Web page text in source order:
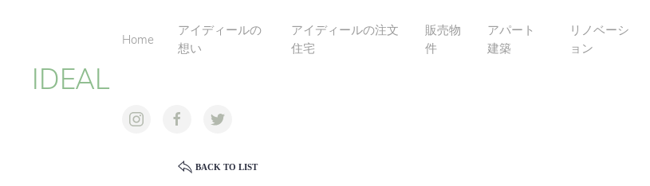
IDEAL
Home
アイディールの
想い
アイディールの注文
住宅
販売物
件
アパート
建築
リノベーシ
ョン
BACK TO LIST